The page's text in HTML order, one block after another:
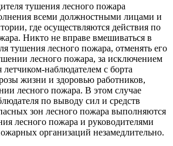
тушения лесного пожара
всеми должностными лицами и
где осуществляются действия по
Никто не вправе вмешиваться в
тушения лесного пожара, отменять его
лесного пожара, за исключением
наблюдателем с борта
жизни и здоровью работников,
лесного пожара. В этом случае
по выводу сил и средств
зон лесного пожара выполняются
лесного пожара и руководителями
организаций незамедлительно.